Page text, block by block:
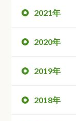
2021年
2020年
2019年
2018年